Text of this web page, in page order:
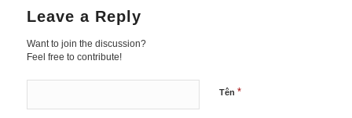
Leave a Reply
Want to join the discussion?
Feel free to contribute!
Tên *